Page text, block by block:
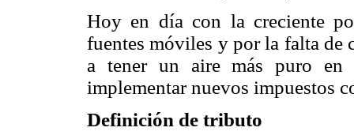
Hoy en día con la creciente
fuentes móviles y por la falta de
a tener un aire más puro en
implementar nuevos impuestos
Definición de tributo